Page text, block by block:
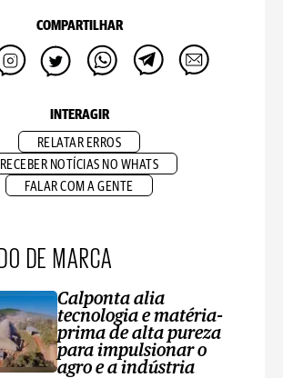
COMPARTILHAR
INTERAGIR
RELATAR ERROS
RECEBER NOTÍCIAS NO WHATS
FALAR COM A GENTE
DE MARCA
Calponta alia
tecnologia e matéria-
prima de alta pureza
para impulsionar o
agro e a indústria